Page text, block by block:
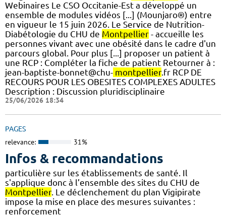
Webinaires Le CSO Occitanie-Est a développé un
ensemble de modules vidéos [...] (Mounjaro®) entre
en vigueur le 15 juin 2026. Le Service de Nutrition-
Diabétologie du CHU de Montpellier - accueille les
personnes vivant avec une obésité dans le cadre d'un
parcours global. Pour plus [...] proposer un patient à
une RCP : Compléter la fiche de patient Retourner à :
jean-baptiste-bonnet@chu- montpellier.fr RCP DE
RECOURS POUR LES OBESITES COMPLEXES ADULTES
Description : Discussion pluridisciplinaire
25/06/2026 18:34
PAGES
relevance: 31%
Infos & recommandations
particulière sur les établissements de santé. Il
s'applique donc à l’ensemble des sites du CHU de
Montpellier. Le déclenchement du plan Vigipirate
impose la mise en place des mesures suivantes :
renforcement